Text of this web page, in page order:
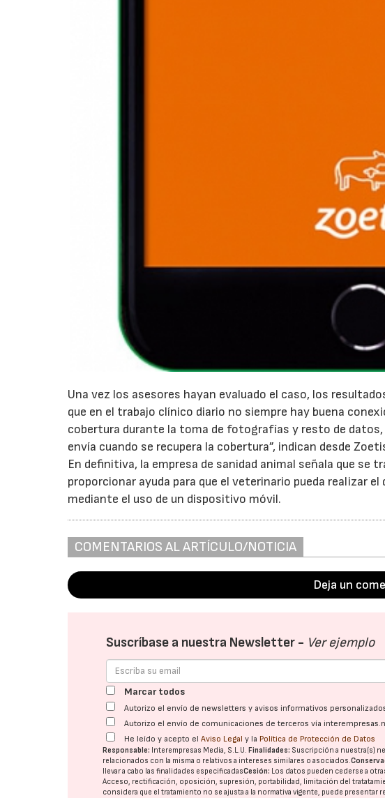
Una vez los asesores hayan evaluado el caso, los
que en el trabajo clínico diario no siempre hay buena
cobertura durante la toma de fotografías y resto de datos,
envía cuando se recupera la cobertura”, indican desde
En definitiva, la empresa de sanidad animal señala que se
proporcionar ayuda para que el veterinario pueda realizar
mediante el uso de un dispositivo móvil.
COMENTARIOS AL ARTÍCULO/NOTICIA
Deja un
Suscríbase a nuestra Newsletter - Ver ejemplo
Marcar todos
Autorizo el envío de newsletters y avisos informativos
Autorizo el envío de comunicaciones de terceros vía
He leído y acepto elAviso Legal y la Política de Protección de Datos
Responsable: Interempresas Media, S.L.U.Finalidades: Suscripción a nuestra(s)
relacionados con la misma o relativos a intereses similares o asociados.
llevar a cabo las finalidades especificadasCesión: Los datos pueden cederse a
Acceso, rectificación, oposición, supresión, portabilidad, limitación del
considera que el tratamiento no se ajusta a la normativa vigente, puede presentar